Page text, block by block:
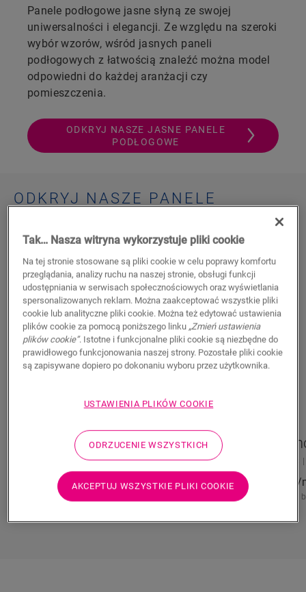
Panele podłogowe jasne słyną ze swojej
uniwersalności i elegancji. Ze względu na szeroki
wybór wzorów, wśród jasnych paneli
podłogowych z łatwością znaleźć można model
odpowiedni do każdej aranżacji czy
pomieszczenia.
ODKRYJ NASZE JASNE PANELE
PODŁOGOWE
ODKRYJ NASZE PANELE
Dąb srebrzysty
IMPRESSIVE IM8258
134,96PLN/m²
Sugerowana cena brutto
Dąb leśny
179,95 PLN/
Sugerowana cena
Tak… Nasza witryna wykorzystuje pliki cookie
Na tej stronie stosowane są pliki cookie w celu poprawy komfortu
przeglądania, analizy ruchu na naszej stronie, obsługi funkcji
udostępniania w serwisach społecznościowych oraz wyświetlania
spersonalizowanych reklam. Można zaakceptować wszystkie pliki
cookie lub analityczne pliki cookie. Można też edytować ustawienia
plików cookie za pomocą poniższego linku „Zmień ustawienia
plików cookie”. Istotne i funkcjonalne pliki cookie są niezbędne do
prawidłowego funkcjonowania naszej strony. Pozostałe pliki cookie
są zapisywane dopiero po dokonaniu wyboru przez użytkownika.
USTAWIENIA PLIKÓW COOKIE
ODRZUCENIE WSZYSTKICH
AKCEPTUJ WSZYSTKIE PLIKI COOKIE